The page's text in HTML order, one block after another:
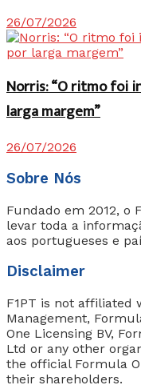
26/07/2026
Norris: “O ritmo foi
larga margem”
26/07/2026
Sobre Nós
Fundado em 2012, o
levar toda a
aos portugueses e
Disclaimer
F1PT is not affiliated
Management,
One Licensing BV,
Ltd or any other
the official Formula
their shareholders.